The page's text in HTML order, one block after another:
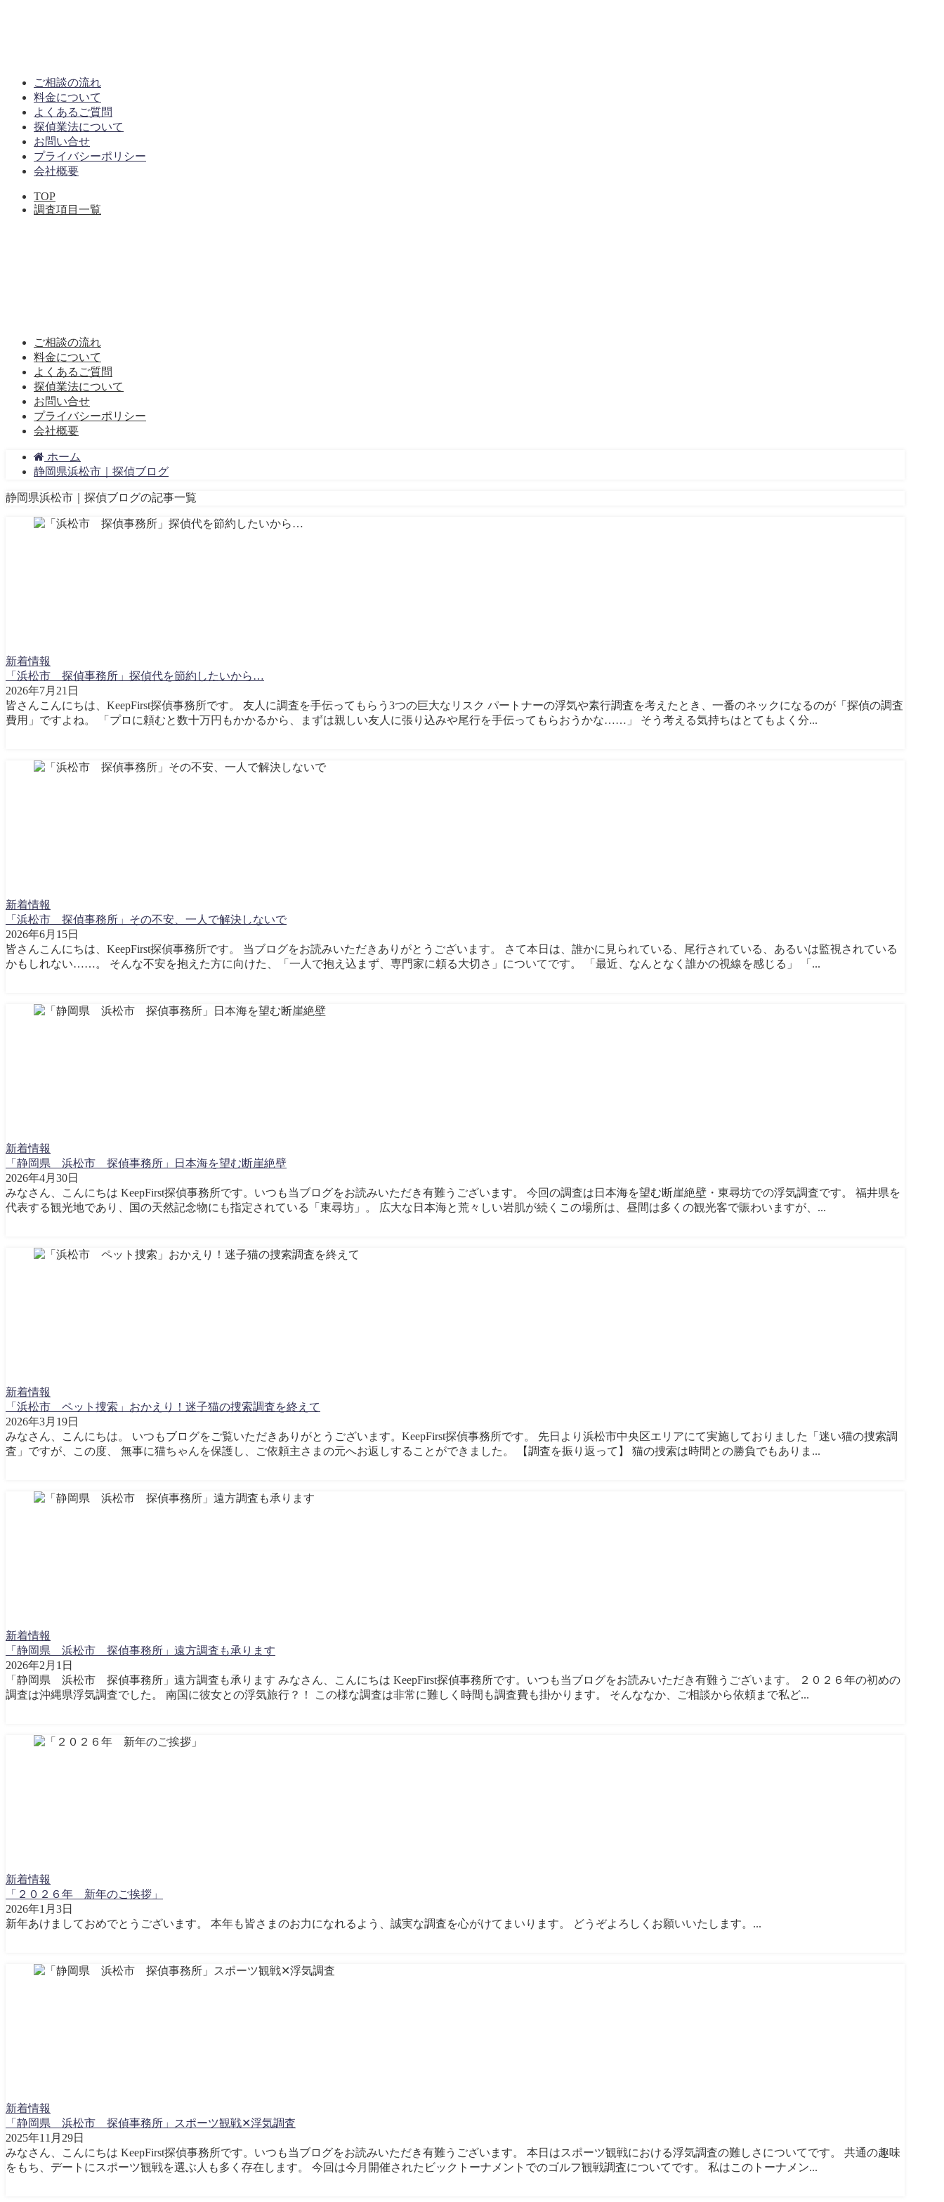
ご相談の流れ
料金について
よくあるご質問
探偵業法について
お問い合せ
プライバシーポリシー
会社概要
TOP
調査項目一覧
ご相談の流れ
料金について
よくあるご質問
探偵業法について
お問い合せ
プライバシーポリシー
会社概要
ホーム
静岡県浜松市｜探偵ブログ
静岡県浜松市｜探偵ブログの記事一覧
新着情報
「浜松市 探偵事務所」探偵代を節約したいから…
2026年7月21日
皆さんこんにちは、KeepFirst探偵事務所です。 友人に調査を手伝ってもらう3つの巨大なリスク パートナーの浮気や素行調査を考えたとき、一番のネックになるのが「探偵の調査
費用」ですよね。 「プロに頼むと数十万円もかかるから、まずは親しい友人に張り込みや尾行を手伝ってもらおうかな……」 そう考える気持ちはとてもよく分...
新着情報
「浜松市 探偵事務所」その不安、一人で解決しないで
2026年6月15日
皆さんこんにちは、KeepFirst探偵事務所です。 当ブログをお読みいただきありがとうございます。 さて本日は、誰かに見られている、尾行されている、あるいは監視されている
かもしれない……。 そんな不安を抱えた方に向けた、「一人で抱え込まず、専門家に頼る大切さ」についてです。 「最近、なんとなく誰かの視線を感じる」 「...
新着情報
「静岡県 浜松市 探偵事務所」日本海を望む断崖絶壁
2026年4月30日
みなさん、こんにちは KeepFirst探偵事務所です。いつも当ブログをお読みいただき有難うございます。 今回の調査は日本海を望む断崖絶壁・東尋坊での浮気調査です。 福井県を
代表する観光地であり、国の天然記念物にも指定されている「東尋坊」。 広大な日本海と荒々しい岩肌が続くこの場所は、昼間は多くの観光客で賑わいますが、...
新着情報
「浜松市 ペット捜索」おかえり！迷子猫の捜索調査を終えて
2026年3月19日
みなさん、こんにちは。 いつもブログをご覧いただきありがとうございます。KeepFirst探偵事務所です。 先日より浜松市中央区エリアにて実施しておりました「迷い猫の捜索調
査」ですが、この度、 無事に猫ちゃんを保護し、ご依頼主さまの元へお返しすることができました。 【調査を振り返って】 猫の捜索は時間との勝負でもありま...
新着情報
「静岡県 浜松市 探偵事務所」遠方調査も承ります
2026年2月1日
「静岡県 浜松市 探偵事務所」遠方調査も承ります みなさん、こんにちは KeepFirst探偵事務所です。いつも当ブログをお読みいただき有難うございます。 ２０２６年の初めの
調査は沖縄県浮気調査でした。 南国に彼女との浮気旅行？！ この様な調査は非常に難しく時間も調査費も掛かります。 そんななか、ご相談から依頼まで私ど...
新着情報
「２０２６年 新年のご挨拶」
2026年1月3日
新年あけましておめでとうございます。 本年も皆さまのお力になれるよう、誠実な調査を心がけてまいります。 どうぞよろしくお願いいたします。...
新着情報
「静岡県 浜松市 探偵事務所」スポーツ観戦✕浮気調査
2025年11月29日
みなさん、こんにちは KeepFirst探偵事務所です。いつも当ブログをお読みいただき有難うございます。 本日はスポーツ観戦における浮気調査の難しさについてです。 共通の趣味
をもち、デートにスポーツ観戦を選ぶ人も多く存在します。 今回は今月開催されたビックトーナメントでのゴルフ観戦調査についてです。 私はこのトーナメン...